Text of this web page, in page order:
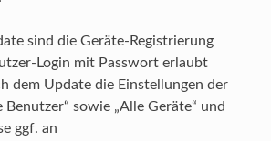
sind die Geräte-Registrierung
Login mit Passwort erlaubt
dem Update die Einstellungen der
sowie „Alle Geräte“ und
ggf. an